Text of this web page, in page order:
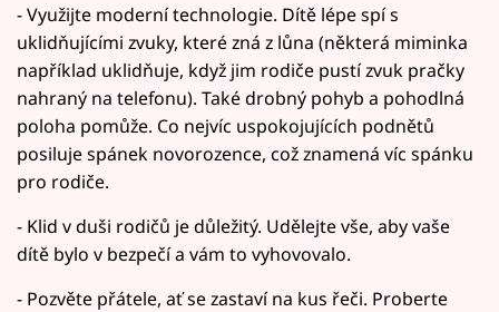
- Využijte moderní technologie. Dítě lépe spí s
uklidňujícími zvuky, které zná z lůna (některá miminka
například uklidňuje, když jim rodiče pustí zvuk pračky
nahraný na telefonu). Také drobný pohyb a pohodlná
poloha pomůže. Co nejvíc uspokojujících podnětů
posiluje spánek novorozence, což znamená víc spánku
pro rodiče.
- Klid v duši rodičů je důležitý. Udělejte vše, aby vaše
dítě bylo v bezpečí a vám to vyhovovalo.
- Pozvěte přátele, ať se zastaví na kus řeči. Proberte